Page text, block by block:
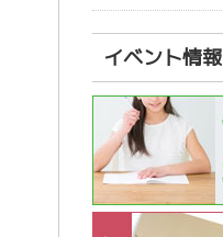
イベント情報